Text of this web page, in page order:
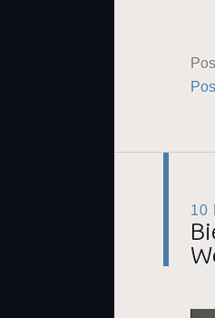
10